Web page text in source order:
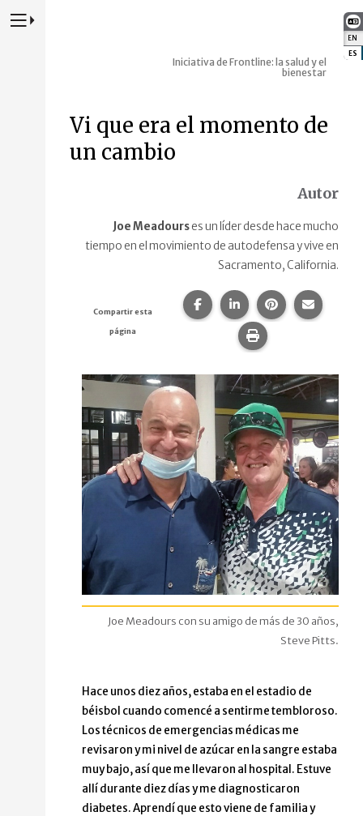
EN
ES
Presione para alternar la navegación principal del sitio web
Iniciativa de Frontline: la salud y el
bienestar
Vi que era el momento de
un cambio
Autor
Joe Meadourses un líder desde hace mucho
tiempo en el movimiento de autodefensa y vive en
Sacramento, California.
Compartir esta
página
Compartir esta página en
Compartir esta
Compartir
Imprime esta
Joe Meadours con su amigo de más de 30 años,
Steve Pitts.
Hace unos diez años, estaba en el estadio de
béisbol cuando comencé a sentirme tembloroso.
Los técnicos de emergencias médicas me
revisaron y mi nivel de azúcar en la sangre estaba
muy bajo, así que me llevaron al hospital. Estuve
allí durante diez días y me diagnosticaron
diabetes. Aprendí que esto viene de familia y